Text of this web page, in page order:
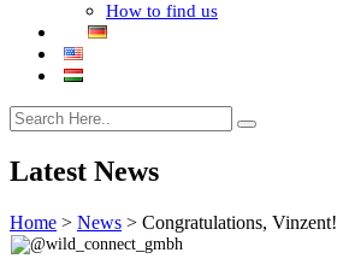
How to find us
Latest News
Home > News > Congratulations, Vinzent!